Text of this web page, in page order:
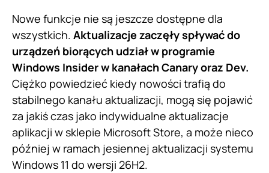
Nowe funkcje nie są jeszcze dostępne dla
wszystkich. Aktualizacje zaczęły spływać do
urządzeń biorących udział w programie
Windows Insider w kanałach Canary oraz Dev.
Ciężko powiedzieć kiedy nowości trafią do
stabilnego kanału aktualizacji, mogą się pojawić
za jakiś czas jako indywidualne aktualizacje
aplikacji w sklepie Microsoft Store, a może nieco
później w ramach jesiennej aktualizacji systemu
Windows 11 do wersji 26H2.